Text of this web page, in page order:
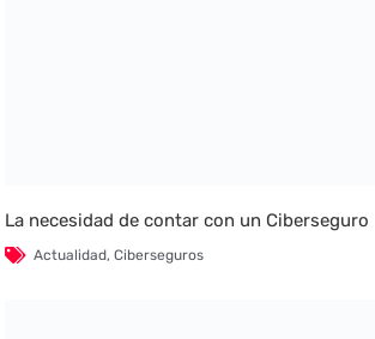
La necesidad de contar con un Ciberseguro
Actualidad,Ciberseguros